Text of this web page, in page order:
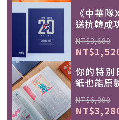
《中華
送抗韓成
NT$3,680
你的特
紙也能原
NT$6,000